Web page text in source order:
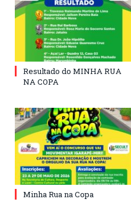
Resultado do MINHA RUA
NA COPA
Minha Rua na Copa